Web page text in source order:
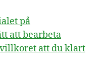
på
att bearbeta
att du klart